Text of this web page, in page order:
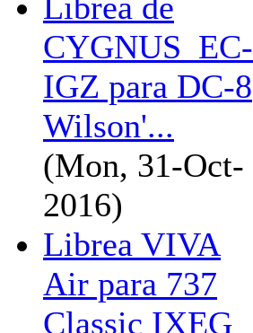
CYGNUS_EC-
IGZ para DC-8
Wilson'...
(Mon, 31-Oct-
2016)
Librea VIVA
Air para 737
Classic IXEG